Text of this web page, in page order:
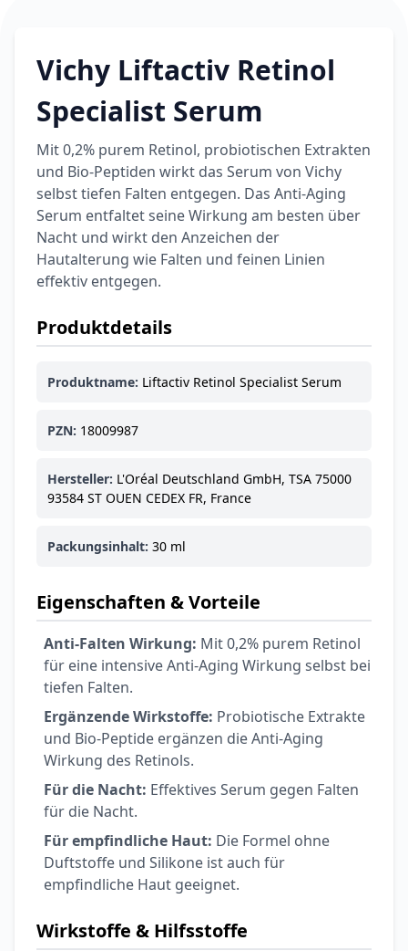
Vichy Liftactiv Retinol
Specialist Serum
Mit 0,2% purem Retinol, probiotischen Extrakten
und Bio-Peptiden wirkt das Serum von Vichy
selbst tiefen Falten entgegen. Das Anti-Aging
Serum entfaltet seine Wirkung am besten über
Nacht und wirkt den Anzeichen der
Hautalterung wie Falten und feinen Linien
effektiv entgegen.
Produktdetails
Produktname: Liftactiv Retinol Specialist Serum
PZN: 18009987
Hersteller: L'Oréal Deutschland GmbH, TSA 75000
93584 ST OUEN CEDEX FR, France
Packungsinhalt: 30 ml
Eigenschaften & Vorteile
Anti-Falten Wirkung: Mit 0,2% purem Retinol
für eine intensive Anti-Aging Wirkung selbst bei
tiefen Falten.
Ergänzende Wirkstoffe: Probiotische Extrakte
und Bio-Peptide ergänzen die Anti-Aging
Wirkung des Retinols.
Für die Nacht: Effektives Serum gegen Falten
für die Nacht.
Für empfindliche Haut: Die Formel ohne
Duftstoffe und Silikone ist auch für
empfindliche Haut geeignet.
Wirkstoffe & Hilfsstoffe